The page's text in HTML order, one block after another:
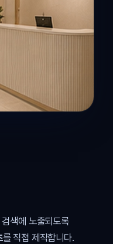
색에 노출되도록
를 직접 제작합니다.